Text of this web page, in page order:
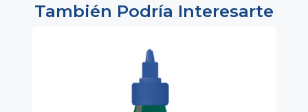
También Podría Interesarte